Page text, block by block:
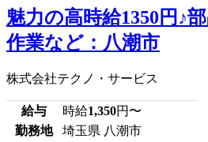
魅力の高時給1350円♪
作業など：八潮市
株式会社テクノ・サービス
給与 時給1,350円〜
勤務地
埼玉県 八潮市